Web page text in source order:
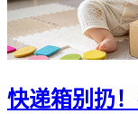
快递箱别扔